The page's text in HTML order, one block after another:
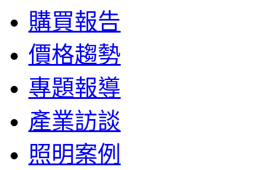
購買報告
價格趨勢
專題報導
產業訪談
照明案例